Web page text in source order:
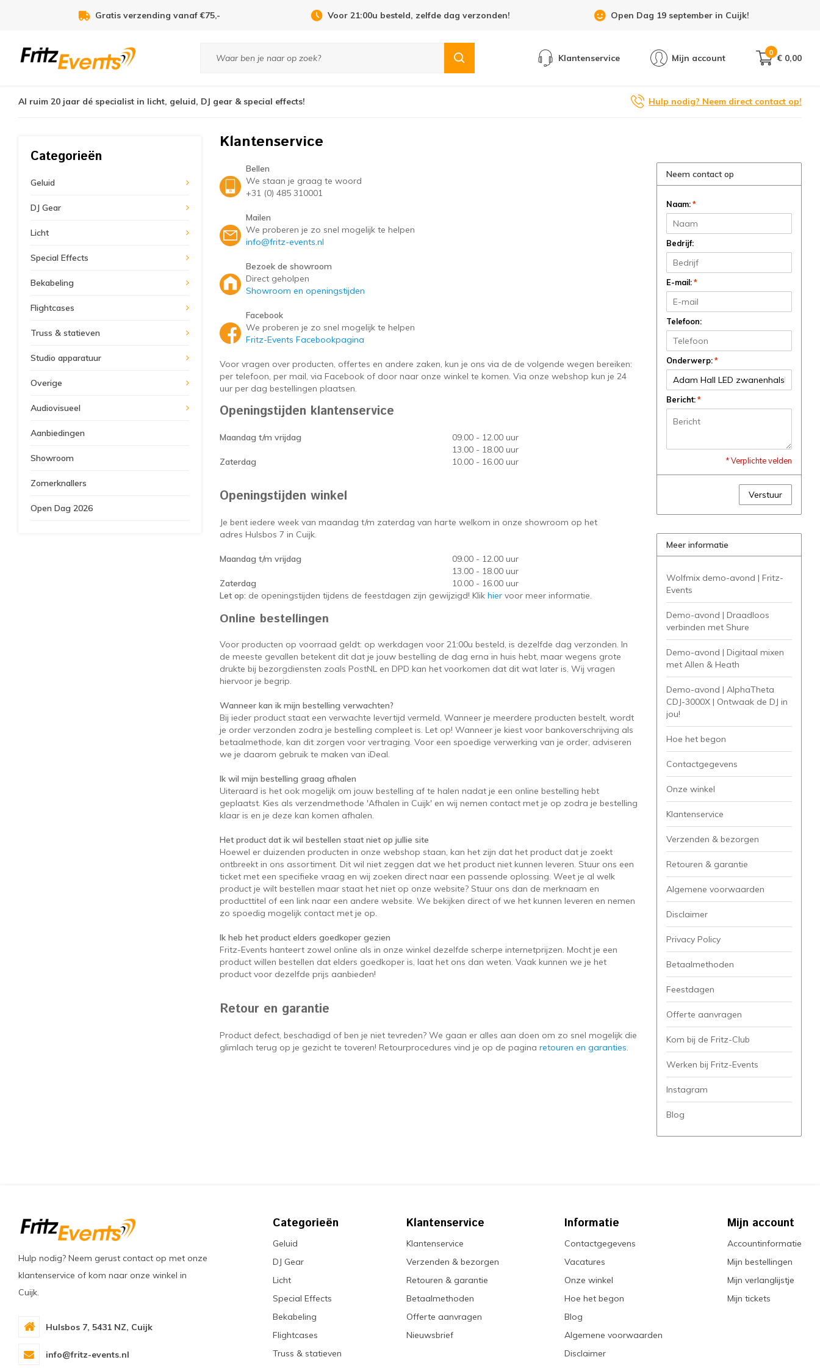
Gratis verzending vanaf €75,- Voor 21:00u besteld, zelfde dag verzonden! Open Dag 19 september in Cuijk!
Klantenservice Mijn account
0
€ 0,00
Al ruim 20 jaar dé specialist in licht, geluid, DJ gear & special effects! Hulp nodig? Neem direct contact op!
Categorieën
Geluid
DJ Gear
Licht
Special Effects
Bekabeling
Flightcases
Truss & statieven
Studio apparatuur
Overige
Audiovisueel
Aanbiedingen
Showroom
Zomerknallers
Open Dag 2026
Klantenservice
Bellen
We staan je graag te woord
+31 (0) 485 310001
Mailen
We proberen je zo snel mogelijk te helpen
info@fritz-events.nl
Bezoek de showroom
Direct geholpen
Showroom en openingstijden
Facebook
We proberen je zo snel mogelijk te helpen
Fritz-Events Facebookpagina
Voor vragen over producten, offertes en andere zaken, kun je ons via de de volgende wegen bereiken:
per telefoon, per mail, via Facebook of door naar onze winkel te komen. Via onze webshop kun je 24
uur per dag bestellingen plaatsen.
Openingstijden klantenservice
Maandag t/m vrijdag
09.00 - 12.00 uur
13.00 - 18.00 uur
Zaterdag
10.00 - 16.00 uur
Openingstijden winkel
Je bent iedere week van maandag t/m zaterdag van harte welkom in onze showroom op het
adres Hulsbos 7 in Cuijk.
Maandag t/m vrijdag
09.00 - 12.00 uur
13.00 - 18.00 uur
Zaterdag
10.00 - 16.00 uur
Let op: de openingstijden tijdens de feestdagen zijn gewijzigd! Klik hier voor meer informatie.
Online bestellingen
Voor producten op voorraad geldt: op werkdagen voor 21:00u besteld, is dezelfde dag verzonden. In
de meeste gevallen betekent dit dat je jouw bestelling de dag erna in huis hebt, maar wegens grote
drukte bij bezorgdiensten zoals PostNL en DPD kan het voorkomen dat dit wat later is. Wij vragen
hiervoor je begrip.
Wanneer kan ik mijn bestelling verwachten?
Bij ieder product staat een verwachte levertijd vermeld. Wanneer je meerdere producten bestelt, wordt
je order verzonden zodra je bestelling compleet is. Let op! Wanneer je kiest voor bankoverschrijving als
betaalmethode, kan dit zorgen voor vertraging. Voor een spoedige verwerking van je order, adviseren
we je daarom gebruik te maken van iDeal.
Ik wil mijn bestelling graag afhalen
Uiteraard is het ook mogelijk om jouw bestelling af te halen nadat je een online bestelling hebt
geplaatst. Kies als verzendmethode 'Afhalen in Cuijk' en wij nemen contact met je op zodra je bestelling
klaar is en je deze kan komen afhalen.
Het product dat ik wil bestellen staat niet op jullie site
Hoewel er duizenden producten in onze webshop staan, kan het zijn dat het product dat je zoekt
ontbreekt in ons assortiment. Dit wil niet zeggen dat we het product niet kunnen leveren. Stuur ons een
ticket met een specifieke vraag en wij zoeken direct naar een passende oplossing. Weet je al welk
product je wilt bestellen maar staat het niet op onze website? Stuur ons dan de merknaam en
producttitel of een link naar een andere website. We bekijken direct of we het kunnen leveren en nemen
zo spoedig mogelijk contact met je op.
Ik heb het product elders goedkoper gezien
Fritz-Events hanteert zowel online als in onze winkel dezelfde scherpe internetprijzen. Mocht je een
product willen bestellen dat elders goedkoper is, laat het ons dan weten. Vaak kunnen we je het
product voor dezelfde prijs aanbieden!
Retour en garantie
Product defect, beschadigd of ben je niet tevreden? We gaan er alles aan doen om zo snel mogelijk die
glimlach terug op je gezicht te toveren! Retourprocedures vind je op de pagina retouren en garanties
Neem contact op
Naam:*
Bedrijf:
E-mail:*
Telefoon:
Onderwerp:*
Bericht:*
* Verplichte velden
Verstuur
Meer informatie
Wolfmix demo-avond | Fritz-
Events
Demo-avond | Draadloos
verbinden met Shure
Demo-avond | Digitaal mixen
met Allen & Heath
Demo-avond | AlphaTheta
CDJ-3000X | Ontwaak de DJ in
jou!
Hoe het begon
Contactgegevens
Onze winkel
Klantenservice
Verzenden & bezorgen
Retouren & garantie
Algemene voorwaarden
Disclaimer
Privacy Policy
Betaalmethoden
Feestdagen
Offerte aanvragen
Kom bij de Fritz-Club
Werken bij Fritz-Events
Instagram
Blog
Hulp nodig? Neem gerust contact op met onze
klantenservice of kom naar onze winkel in
Cuijk.
Hulsbos 7, 5431 NZ, Cuijk
info@fritz-events.nl
Categorieën
Geluid
DJ Gear
Licht
Special Effects
Bekabeling
Flightcases
Truss & statieven
Klantenservice
Klantenservice
Verzenden & bezorgen
Retouren & garantie
Betaalmethoden
Offerte aanvragen
Nieuwsbrief
Informatie
Contactgegevens
Vacatures
Onze winkel
Hoe het begon
Blog
Algemene voorwaarden
Disclaimer
Mijn account
Accountinformatie
Mijn bestellingen
Mijn verlanglijstje
Mijn tickets